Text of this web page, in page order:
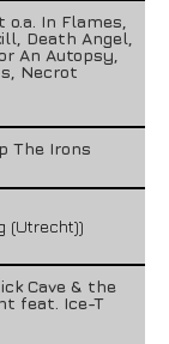
In Flames,
Death Angel,
An Autopsy,
Necrot
The Irons
(Utrecht))
Cave & the
feat. Ice-T